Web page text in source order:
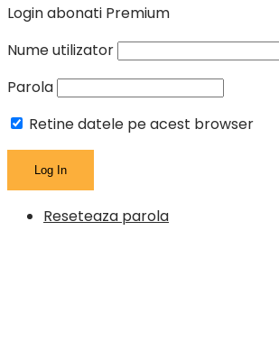
Login abonati Premium
Nume utilizator
Parola
Retine datele pe acest browser
Reseteaza parola